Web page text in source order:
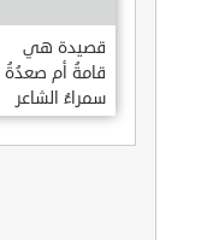
قصيدة هي
قامةُ أم صعدُةُ
سمراءُ الشاعر
سيف الدين
المشد